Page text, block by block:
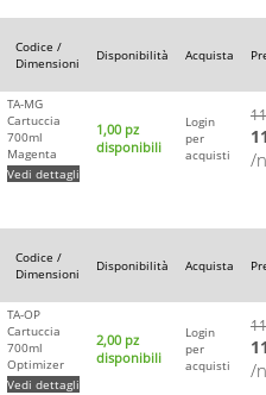
Codice /
Dimensioni
Disponibilità Acquista
TA-MG
Cartuccia
700ml
Magenta
Vedi dettagli
1,00 pz
disponibili
Login
per
acquisti
/
Codice /
Dimensioni
Disponibilità Acquista
TA-OP
Cartuccia
700ml
Optimizer
Vedi dettagli
2,00 pz
disponibili
Login
per
acquisti
/